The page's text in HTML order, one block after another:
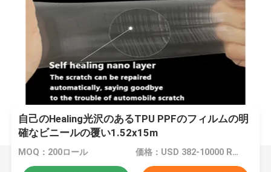
自己のHealing光沢のあるTPU PPFのフィルムの明
確なビニールの覆い1.52x15m
MOQ：200ロール 価格：USD 382-10000 ROLL